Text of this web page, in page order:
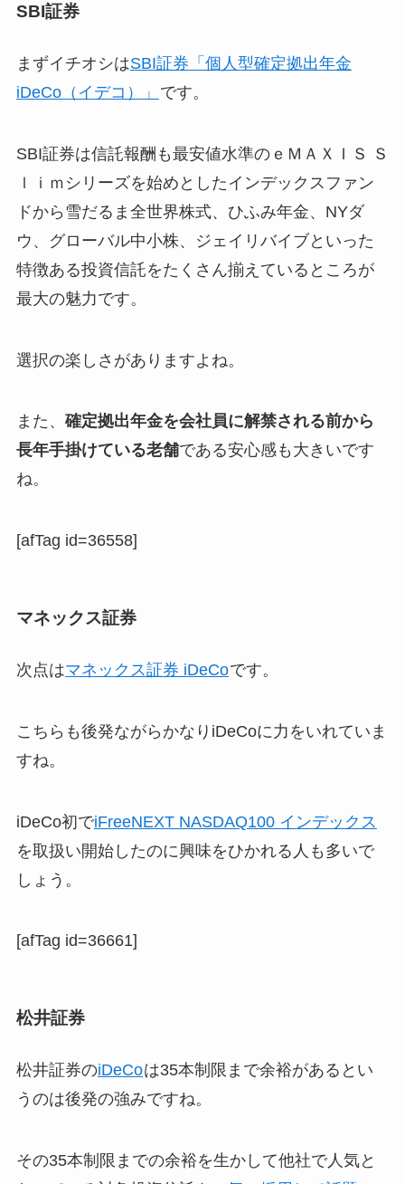
SBI証券
まずイチオシはSBI証券「個人型確定拠出年金
iDeCo（イデコ）」 です。
SBI証券は信託報酬も最安値水準のｅＭＡＸＩＳ Ｓ
ｌｉｍシリーズを始めとしたインデックスファン
ドから雪だるま全世界株式、ひふみ年金、NYダ
ウ、グローバル中小株、ジェイリバイブといった
特徴ある投資信託をたくさん揃えているところが
最大の魅力です。
選択の楽しさがありますよね。
また、 確定拠出年金を会社員に解禁される前から
長年手掛けている老舗である安心感も大きいです
ね。
[afTag id=36558]
マネックス証券
次点はマネックス証券 iDeCoです。
こちらも後発ながらかなりiDeCoに力をいれていま
すね。
iDeCo初でiFreeNEXT NASDAQ100 インデックス
を取扱い開始したのに興味をひかれる人も多いで
しょう。
[afTag id=36661]
松井証券
松井証券のiDeCoは35本制限まで余裕があるとい
うのは後発の強みですね。
その35本制限までの余裕を生かして他社で人気と